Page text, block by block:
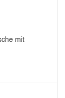
mit